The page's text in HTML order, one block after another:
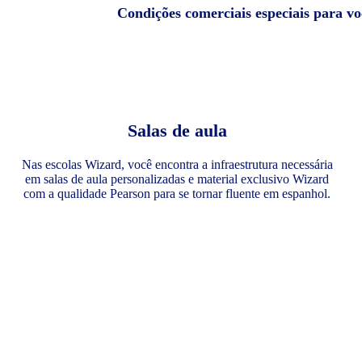
Condições comerciais especiais para
Salas de aula
Nas escolas Wizard, você encontra a infraestrutura necessária
em salas de aula personalizadas e material exclusivo Wizard
com a qualidade Pearson para se tornar fluente em espanhol.